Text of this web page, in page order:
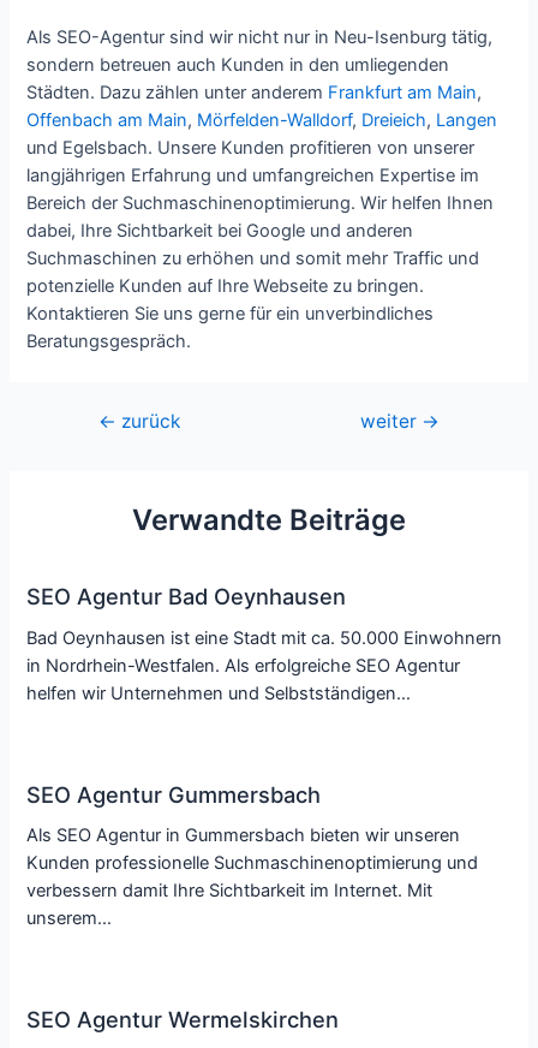
Als SEO-Agentur sind wir nicht nur in Neu-Isenburg tätig,
sondern betreuen auch Kunden in den umliegenden
Städten. Dazu zählen unter anderem Frankfurt am Main,
Offenbach am Main, Mörfelden-Walldorf, Dreieich, Langen
und Egelsbach. Unsere Kunden profitieren von unserer
langjährigen Erfahrung und umfangreichen Expertise im
Bereich der Suchmaschinenoptimierung. Wir helfen Ihnen
dabei, Ihre Sichtbarkeit bei Google und anderen
Suchmaschinen zu erhöhen und somit mehr Traffic und
potenzielle Kunden auf Ihre Webseite zu bringen.
Kontaktieren Sie uns gerne für ein unverbindliches
Beratungsgespräch.
Beitragsnavigation
← zurück weiter →
Verwandte Beiträge
SEO Agentur Bad Oeynhausen
Bad Oeynhausen ist eine Stadt mit ca. 50.000 Einwohnern
in Nordrhein-Westfalen. Als erfolgreiche SEO Agentur
helfen wir Unternehmen und Selbstständigen…
SEO Agentur Gummersbach
Als SEO Agentur in Gummersbach bieten wir unseren
Kunden professionelle Suchmaschinenoptimierung und
verbessern damit Ihre Sichtbarkeit im Internet. Mit
unserem…
SEO Agentur Wermelskirchen